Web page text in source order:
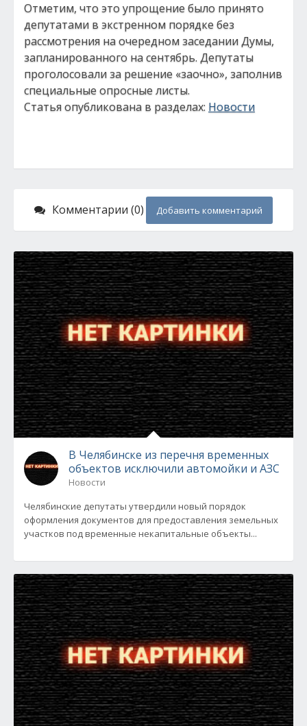
Отметим, что это упрощение было принято
депутатами в экстренном порядке без
рассмотрения на очередном заседании Думы,
запланированного на сентябрь. Депутаты
проголосовали за решение «заочно», заполнив
специальные опросные листы.
Статья опубликована в разделах: Новости
Комментарии (0) Добавить комментарий
В Челябинске из перечня временных
объектов исключили автомойки и АЗС
Новости
Челябинские депутаты утвердили новый порядок
оформления документов для предоставления земельных
участков под временные некапитальные объекты...